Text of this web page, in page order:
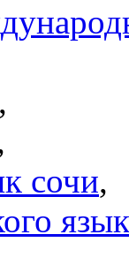
,
сочи,